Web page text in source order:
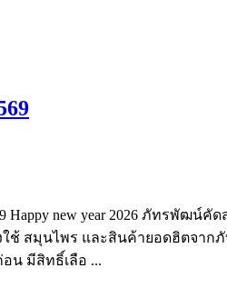
Happy new year 2026 ภัทรพัฒ
ช้ สมุนไพร และสินค้ายอดฮิตจา
น มีสิทธิ์เลือ ...